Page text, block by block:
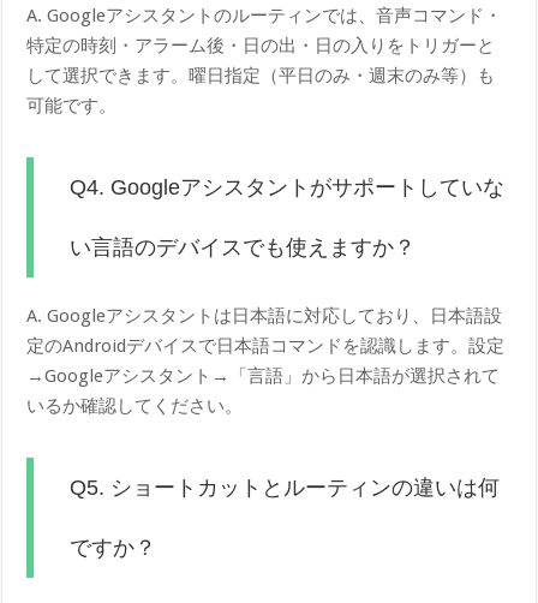
A. Googleアシスタントのルーティンでは、音声コマンド・
特定の時刻・アラーム後・日の出・日の入りをトリガーと
して選択できます。曜日指定（平日のみ・週末のみ等）も
可能です。
Q4. Googleアシスタントがサポートしていな
い言語のデバイスでも使えますか？
A. Googleアシスタントは日本語に対応しており、日本語設
定のAndroidデバイスで日本語コマンドを認識します。設定
→Googleアシスタント→「言語」から日本語が選択されて
いるか確認してください。
Q5. ショートカットとルーティンの違いは何
ですか？